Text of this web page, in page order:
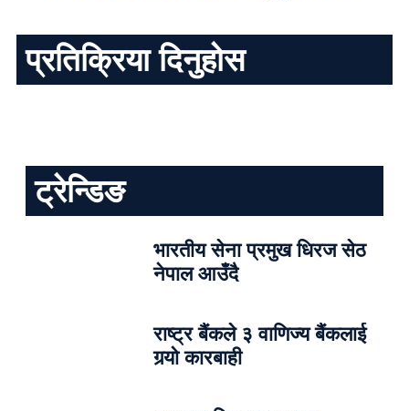
प्रतिक्रिया दिनुहोस
ट्रेन्डिङ
भारतीय सेना प्रमुख धिरज सेठ
नेपाल आउँदै
राष्ट्र बैंकले ३ वाणिज्य बैंकलाई
गर्‍यो कारबाही